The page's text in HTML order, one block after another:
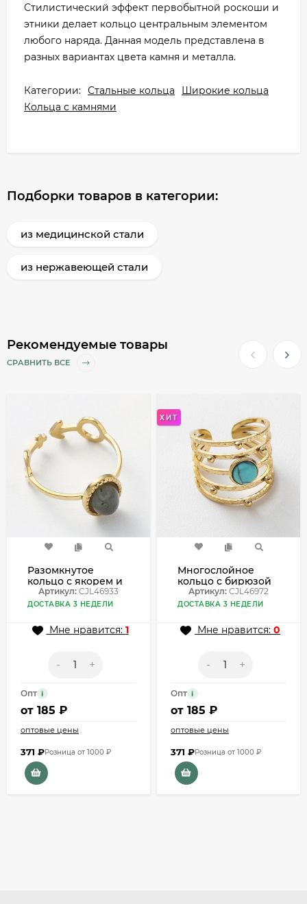
Стилистический эффект первобытной роскоши и
этники делает кольцо центральным элементом
любого наряда. Данная модель представлена в
разных вариантах цвета камня и металла.
Категории: Стальные кольца
Широкие кольца
Кольца с камнями
Подборки товаров в категории:
из медицинской стали
из нержавеющей стали
Рекомендуемые товары
СРАВНИТЬ ВСЕ
Разомкнутое
кольцо с якорем и
круглым камнем
CJL46933
Артикул: CJL46933
ДОСТАВКА 3 НЕДЕЛИ
Мне нравится: 1
- +
Опт i
от 185 ₽
оптовые цены
371 ₽Розница от 1000 ₽
ХИТ
Многослойное
кольцо с бирюзой
и золотыми
бусинами CJL46972
Артикул: CJL46972
ДОСТАВКА 3 НЕДЕЛИ
Мне нравится: 0
- +
Опт i
от 185 ₽
оптовые цены
371 ₽Розница от 1000 ₽